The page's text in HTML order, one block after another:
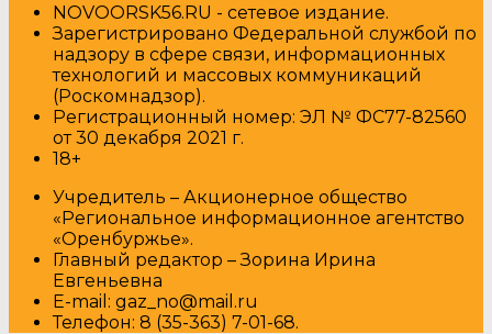
NOVOORSK56.RU - сетевое издание.
Зарегистрировано Федеральной службой по
надзору в сфере связи, информационных
технологий и массовых коммуникаций
(Роскомнадзор).
Регистрационный номер: ЭЛ № ФС77-82560
от 30 декабря 2021 г.
18+
Учредитель – Акционерное общество
«Региональное информационное агентство
«Оренбуржье».
Главный редактор – Зорина Ирина
Евгеньевна
E-mail: gaz_no@mail.ru
Телефон: 8 (35-363) 7-01-68.